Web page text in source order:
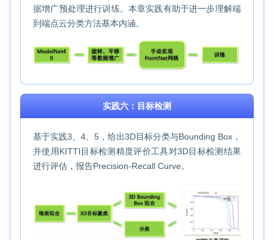
据增广预处理进行训练。本章实践有助于进一步理解端
到端点云分类方法基本内涵。
实践六：目标检测
基于实践3、4、5，给出3D目标分类与Bounding Box，
并使用KITTI目标检测精度评价工具对3D目标检测结果
进行评估，报告Precision-Recall Curve。